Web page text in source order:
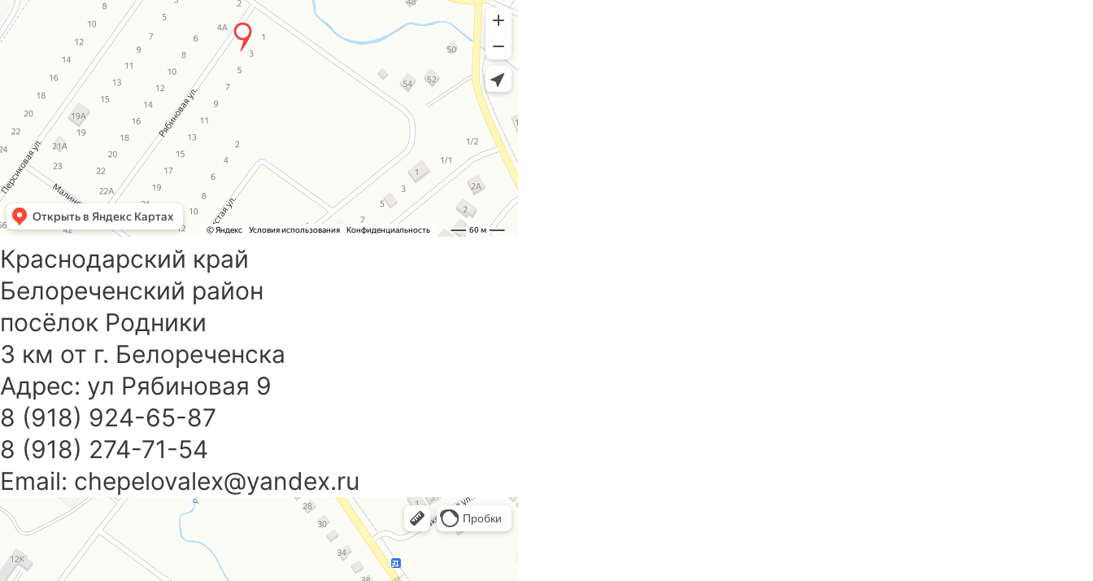
Краснодарский край
Белореченский район
посёлок Родники
3 км от г. Белореченска
Адрес: ул Рябиновая 9
8 (918) 924-65-87
8 (918) 274-71-54
Email: chepelovalex@yandex.ru